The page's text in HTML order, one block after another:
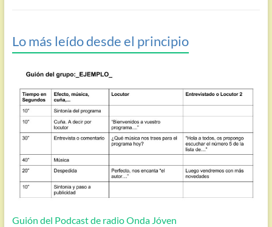
Lo más leído desde el principio
Guión del Podcast de radio Onda Jóven